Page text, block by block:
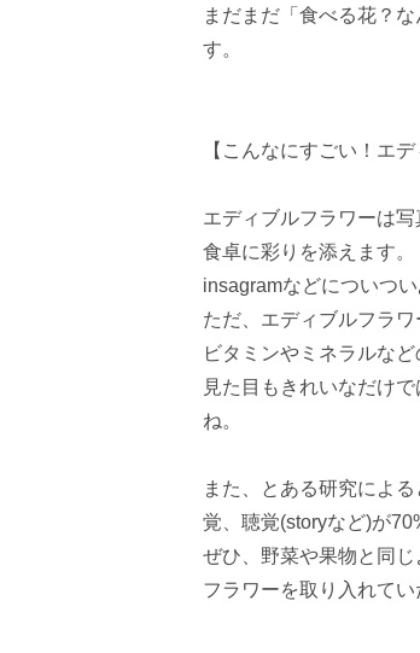
まだまだ「食べる花？
す。
【こんなにすごい！エ
エディブルフラワーは
食卓に彩りを添えます。
insagramなどについつ
ただ、エディブルフラ
ビタミンやミネラルな
見た目もきれいなだけ
ね。
また、とある研究によ
覚、聴覚(storyなど)が
ぜひ、野菜や果物と同
フラワーを取り入れてい